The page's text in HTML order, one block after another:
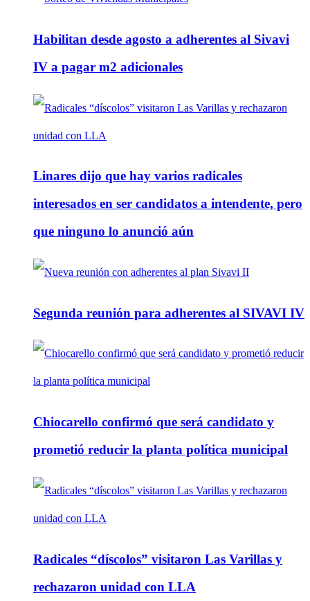
Habilitan desde agosto a adherentes al Sivavi
IV a pagar m2 adicionales
Linares dijo que hay varios radicales
interesados en ser candidatos a intendente, pero
que ninguno lo anunció aún
Segunda reunión para adherentes al SIVAVI IV
Chiocarello confirmó que será candidato y
prometió reducir la planta política municipal
Radicales “díscolos” visitaron Las Varillas y
rechazaron unidad con LLA